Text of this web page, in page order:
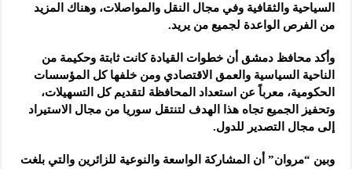
السياحية والثقافية وفي مجال النقل والمواصلات، وهناك المزيد
من الفرص الواعدة لجميع من يريد.
وأكد محافظ دمشق أن خطوات القيادة كانت ثابتة وحكيمة من
الناحية السياسية والعمق الاقتصادي ومن خلفها كل المؤسسات
الحكومية، معرباً عن استعداد المحافظة لتقديم كل التسهيلات،
وتحفيز الجميع تجاه هذا الهدف لتنتقل سوريا من مجال الاستيراد
إلى مجال التصدير للدول.
وبين “مروان” أن المشاركة الواسعة والنوعية للزائرين والتي بلغت